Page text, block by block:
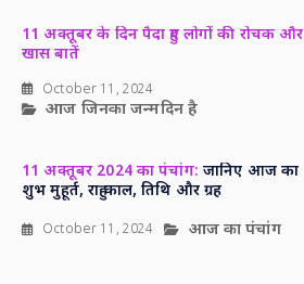
11 अक्तूबर के दिन पैदा हुए लोगों की रोचक और
खास बातें
October 11, 2024
आज जिनका जन्मदिन है
11 अक्तूबर 2024 का पंचांग: जानिए आज का
शुभ मुहूर्त, राहु काल, तिथि और ग्रह
October 11, 2024 आज का पंचांग